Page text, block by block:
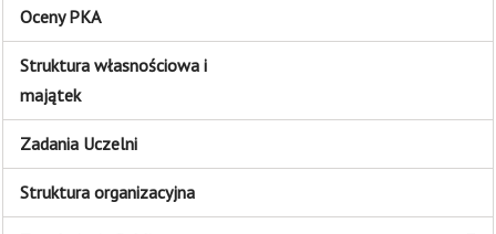
Oceny PKA
Struktura własnościowa i
majątek
Zadania Uczelni
Struktura organizacyjna